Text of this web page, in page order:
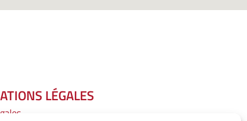
LÉGALES